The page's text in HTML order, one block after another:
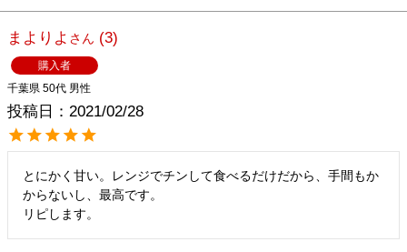
まよりよ 3
購入者
千葉県 50代 男性
投稿日 2021/02/28
とにかく甘い。レンジでチンして食べるだけだから、手間もか
からないし、最高です。
リピします。